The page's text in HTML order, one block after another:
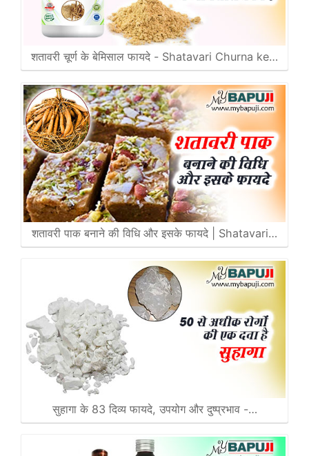
शतावरी चूर्ण के बेमिसाल फायदे - Shatavari Churna ke…
शतावरी पाक बनाने की विधि और इसके फायदे | Shatavari…
सुहागा के 83 दिव्य फायदे, उपयोग और दुष्प्रभाव -…